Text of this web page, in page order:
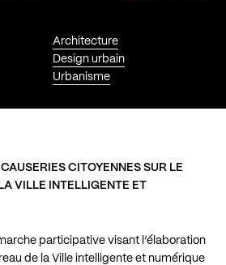
Architecture
Design urbain
Urbanisme
CITOYENNES SUR LE
VILLE INTELLIGENTE ET
participative visant l’élaboration
de la Ville intelligente et numérique